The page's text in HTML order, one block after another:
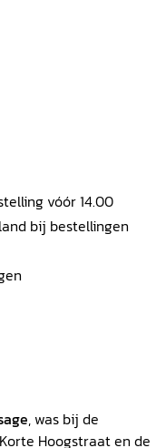
vóór 14.00
bij bestellingen
, was bij de
Hoogstraat en de